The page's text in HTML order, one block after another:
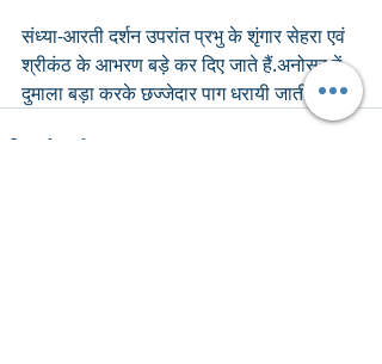
संध्या-आरती दर्शन उपरांत प्रभु के शृंगार सेहरा एवं
श्रीकंठ के आभरण बड़े कर दिए जाते हैं.अनोसर में
दुमाला बड़ा करके छज्जेदार पाग धरायी जाती हैं.